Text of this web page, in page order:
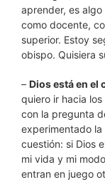
aprender, es
como docente,
superior. Estoy
obispo. Quisiera
– Dios está en el
quiero ir hacia
con la pregunta
experimentado
cuestión: si Dios
mi vida y mi
entran en juego